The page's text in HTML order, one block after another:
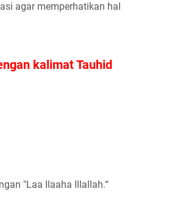
agar memperhatikan hal
kalimat Tauhid
"Laa Ilaaha Illallah.“